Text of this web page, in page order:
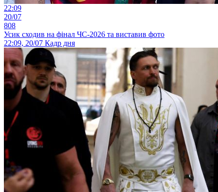
22:09
20/07
808
Усик сходив на фінал ЧС-2026 та виставив фото
22:09, 20/07 Кадр дня